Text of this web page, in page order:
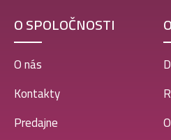
Luxure EDP women 100ml-
(Carolina Herrera – Very
(Kayali – Only Amber 23) –
O SPOLOČNOSTI
O nás
Kontakty
Predajne